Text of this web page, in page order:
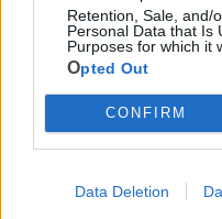
Retention, Sale, and/
Personal Data that Is
Purposes for which it
Opted Out
CONFIRM
Data Deletion
Due Mari
Le ultime